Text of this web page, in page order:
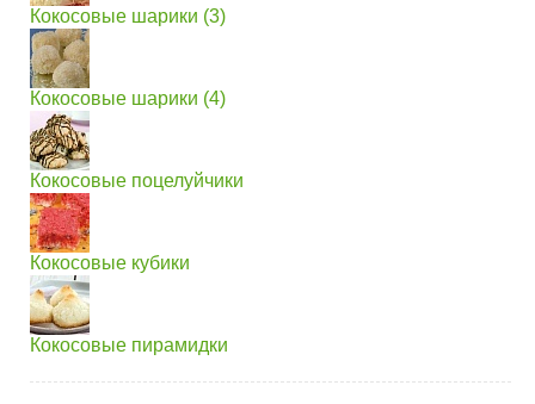
Кокосовые шарики (3)
Кокосовые шарики (4)
Кокосовые поцелуйчики
Кокосовые кубики
Кокосовые пирамидки